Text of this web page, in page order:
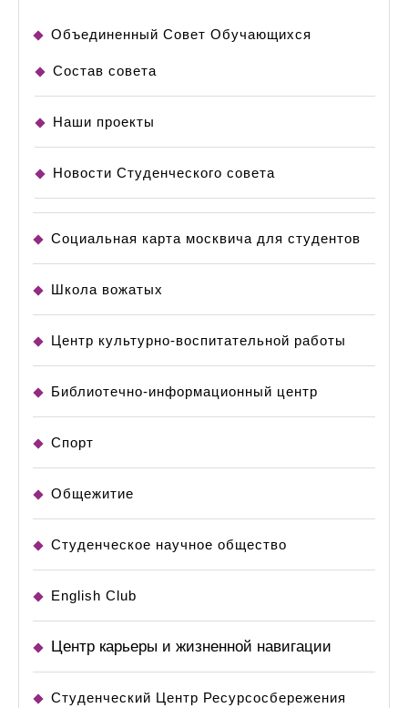
Объединенный Совет Обучающихся
Состав совета
Наши проекты
Новости Студенческого совета
Социальная карта москвича для студентов
Школа вожатых
Центр культурно-воспитательной работы
Библиотечно-информационный центр
Спорт
Общежитие
Студенческое научное общество
English Club
Центр карьеры и жизненной навигации
Студенческий Центр Ресурсосбережения